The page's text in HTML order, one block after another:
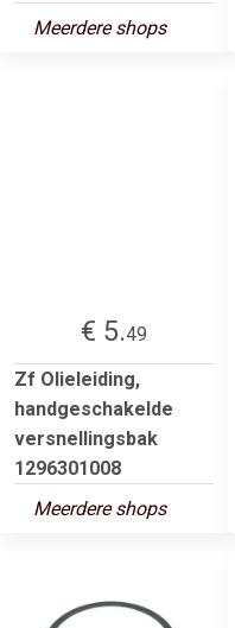
Meerdere shops
€ 5.49
Zf Olieleiding,
handgeschakelde
versnellingsbak
1296301008
Meerdere shops